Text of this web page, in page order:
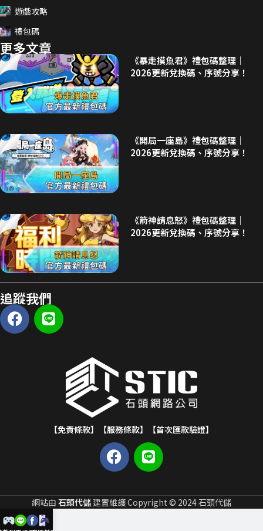
遊戲攻略
禮包碼
更多文章
《暴走摸魚君》禮包碼整理｜
2026更新兌換碼、序號分享！
《開局一座島》禮包碼整理｜
2026更新兌換碼、序號分享！
《箭神請息怒》禮包碼整理｜
2026更新兌換碼、序號分享！
追蹤我們
【免責條款】 【服務條款】 【首次匯款驗證】
網站由 石頭代儲 建置維護 Copyright © 2024 石頭代儲